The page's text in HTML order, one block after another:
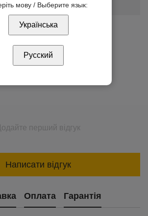
ні
перший відгук
Написати відгук
Оплата Гарантія
мову / Выберите язык:
Українська
Русский